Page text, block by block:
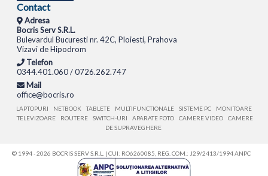
Contact
Adresa
Bocris Serv S.R.L.
Bulevardul Bucuresti nr. 42C, Ploiesti, Prahova
Vizavi de Hipodrom
Telefon
0344.401.060 / 0726.262.747
Mail
office@bocris.ro
LAPTOPURI NETBOOK TABLETE MULTIFUNCTIONALE SISTEME PC
MONITOARE
TELEVIZOARE
ROUTERE SWITCH-URI APARATE FOTO CAMERE VIDEO
CAMERE
DE SUPRAVEGHERE
© 1994 - 2026 BOCRIS SERV S.R.L. | CUI: RO6260085, REG. COM.: J29/2413/1994ANPC